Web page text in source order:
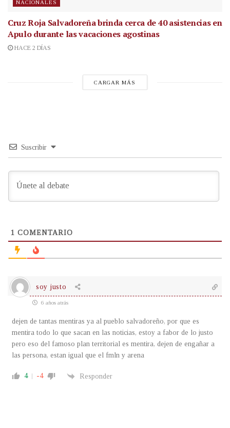
NACIONALES
Cruz Roja Salvadoreña brinda cerca de 40 asistencias en
Apulo durante las vacaciones agostinas
HACE 2 DÍAS
CARGAR MÁS
Suscribir
1 COMENTARIO
soy justo
6 años atrás
dejen de tantas mentiras ya al pueblo salvadoreño, por que es
mentira todo lo que sacan en las noticias, estoy a fabor de lo justo
pero eso del famoso plan territorial es mentira, dejen de engañar a
las persona, estan igual que el fmln y arena
4 -4 Responder